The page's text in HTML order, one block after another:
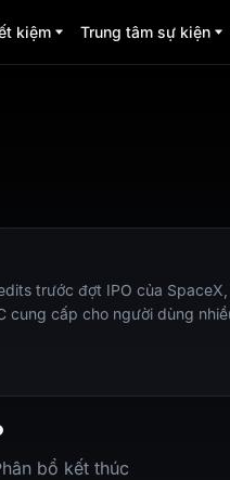
kiệm Trung tâm sự kiện
trước đợt IPO của
cấp cho người dùng
bổ kết thúc